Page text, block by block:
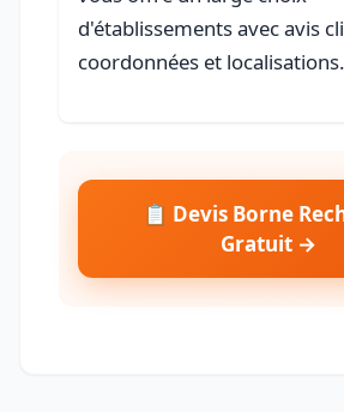
d'établissements avec avis
coordonnées et localisations.
📋 Devis Borne
Gratuit →